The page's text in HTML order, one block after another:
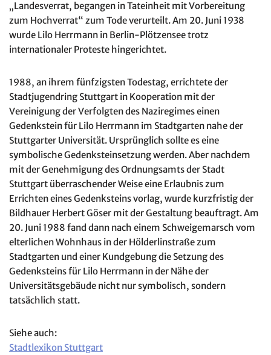
„Landesverrat, begangen in Tateinheit mit Vorbereitung
zum Hochverrat“ zum Tode verurteilt. Am 20. Juni 1938
wurde Lilo Herrmann in Berlin-Plötzensee trotz
internationaler Proteste hingerichtet.
1988, an ihrem fünfzigsten Todestag, errichtete der
Stadtjugendring Stuttgart in Kooperation mit der
Vereinigung der Verfolgten des Naziregimes einen
Gedenkstein für Lilo Herrmann im Stadtgarten nahe der
Stuttgarter Universität. Ursprünglich sollte es eine
symbolische Gedenksteinsetzung werden. Aber nachdem
mit der Genehmigung des Ordnungsamts der Stadt
Stuttgart überraschender Weise eine Erlaubnis zum
Errichten eines Gedenksteins vorlag, wurde kurzfristig der
Bildhauer Herbert Göser mit der Gestaltung beauftragt. Am
20. Juni 1988 fand dann nach einem Schweigemarsch vom
elterlichen Wohnhaus in der Hölderlinstraße zum
Stadtgarten und einer Kundgebung die Setzung des
Gedenksteins für Lilo Herrmann in der Nähe der
Universitätsgebäude nicht nur symbolisch, sondern
tatsächlich statt.
Siehe auch:
Stadtlexikon Stuttgart